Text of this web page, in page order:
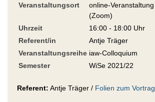
Veranstaltungsort
online-Veranstaltung
(Zoom)
Uhrzeit
16:00 - 18:00 Uhr
Referent/in
Antje Träger
Veranstaltungsreihe iaw-Colloquium
Semester
WiSe 2021/22
Referent: Antje Träger / Folien zum Vortrag